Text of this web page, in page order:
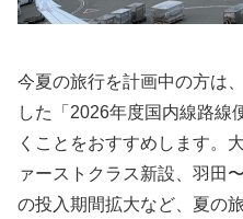
今夏の旅行を計画中の方は
した「2026年度国内線路線
くことをおすすめします。
ァーストクラス新設、羽田
の投入期間拡大など、夏の